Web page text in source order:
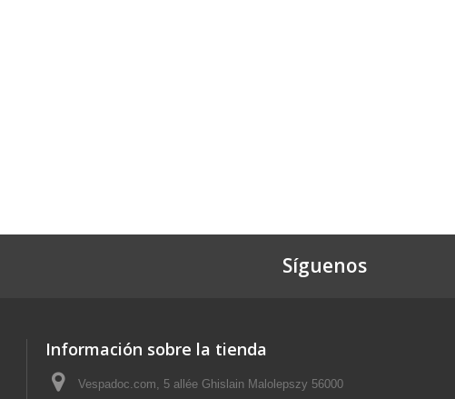
Síguenos
Información sobre la tienda
Vespadoc.com, 5 allée Ghislain Malolepszy 56000